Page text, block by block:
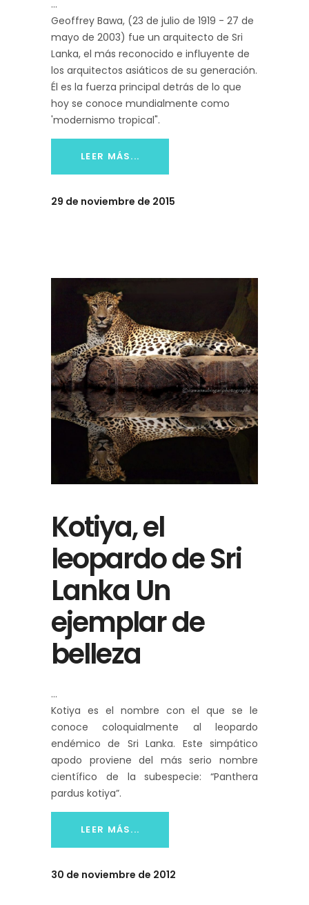
Geoffrey Bawa, (23 de julio de 1919 - 27 de
mayo de 2003) fue un arquitecto de Sri
Lanka, el más reconocido e influyente de
los arquitectos asiáticos de su generación.
Él es la fuerza principal detrás de lo que
hoy se conoce mundialmente como
'modernismo tropical".
LEER MÁS...
29 de noviembre de 2015
Kotiya, el
leopardo de Sri
Lanka Un
ejemplar de
belleza
Kotiya es el nombre con el que se le
conoce coloquialmente al leopardo
endémico de Sri Lanka. Este simpático
apodo proviene del más serio nombre
científico de la subespecie: “Panthera
pardus kotiya”.
LEER MÁS...
30 de noviembre de 2012